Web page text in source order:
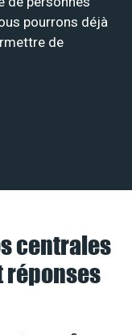
pourrons déjà
de
centrales
réponses